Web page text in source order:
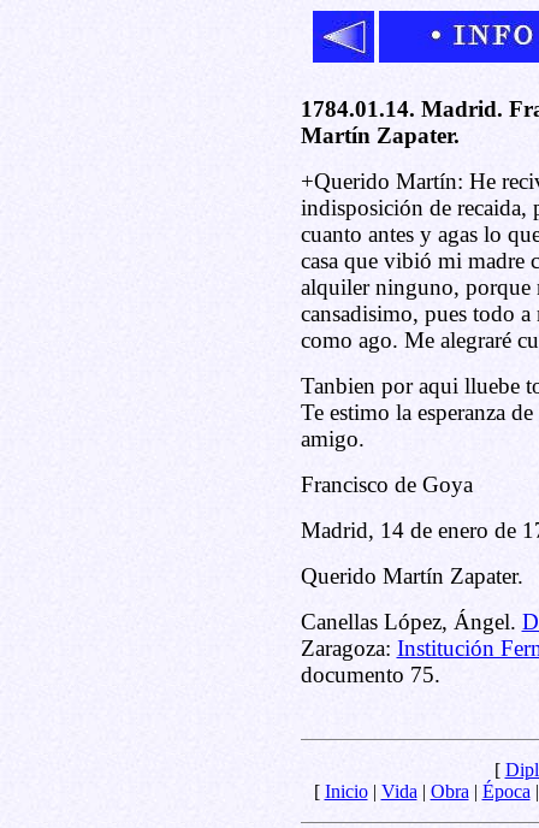
1784.01.14. Madrid.
Martín Zapater.
+Querido Martín: He
indisposición de recaida,
cuanto antes y agas lo
casa que vibió mi madre
alquiler ninguno, porque
cansadisimo, pues todo a
como ago. Me alegraré
Tanbien por aqui lluebe
Te estimo la esperanza
amigo.
Francisco de Goya
Madrid, 14 de enero de
Querido Martín Zapater.
Canellas López, Ángel.
Zaragoza: Institución
documento 75.
[
[ Inicio| Vida | Obra | Época